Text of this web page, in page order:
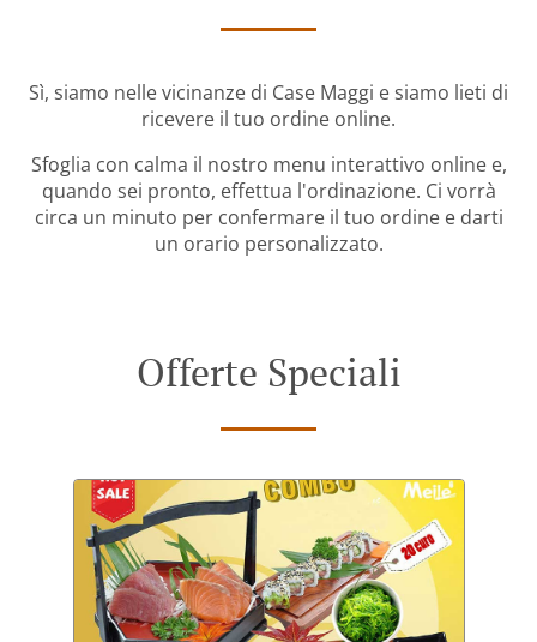
Sì, siamo nelle vicinanze di Case Maggi e siamo lieti di
ricevere il tuo ordine online.
Sfoglia con calma il nostro menu interattivo online e,
quando sei pronto, effettua l'ordinazione. Ci vorrà
circa un minuto per confermare il tuo ordine e darti
un orario personalizzato.
Offerte Speciali